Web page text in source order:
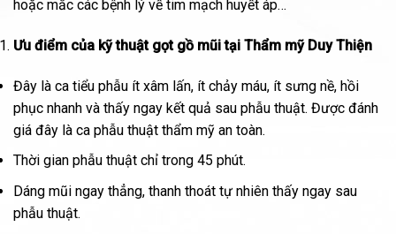
hoặc mắc các bệnh lý về tim mạch huyết áp…
Ưu điểm của kỹ thuật gọt gồ mũi tại Thẩm mỹ Duy Thiện
Đây là ca tiểu phẫu ít xâm lấn, ít chảy máu, ít sưng nề, hồi
phục nhanh và thấy ngay kết quả sau phẫu thuật. Được đánh
giá đây là ca phẫu thuật thẩm mỹ an toàn.
Thời gian phẫu thuật chỉ trong 45 phút.
Dáng mũi ngay thẳng, thanh thoát tự nhiên thấy ngay sau
phẫu thuật.